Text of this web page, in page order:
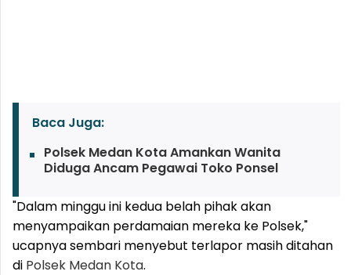
Baca Juga:
Polsek Medan Kota Amankan Wanita
Diduga Ancam Pegawai Toko Ponsel
"Dalam minggu ini kedua belah pihak akan
menyampaikan perdamaian mereka ke Polsek,"
ucapnya sembari menyebut terlapor masih ditahan
di Polsek Medan Kota.